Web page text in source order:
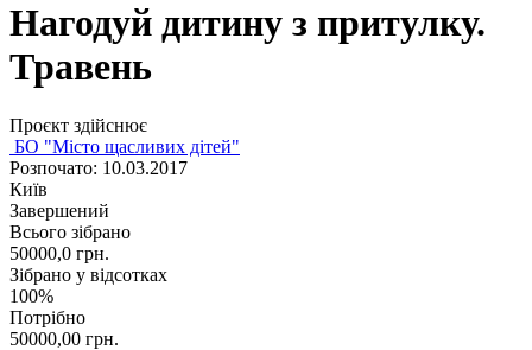
Нагодуй дитину з притулку.
Травень
Проєкт здійснює
БО "Місто щасливих дітей"
Розпочато: 10.03.2017
Київ
Завершений
Всього зібрано
50000,0 грн.
Зібрано у відсотках
100%
Потрібно
50000,00 грн.